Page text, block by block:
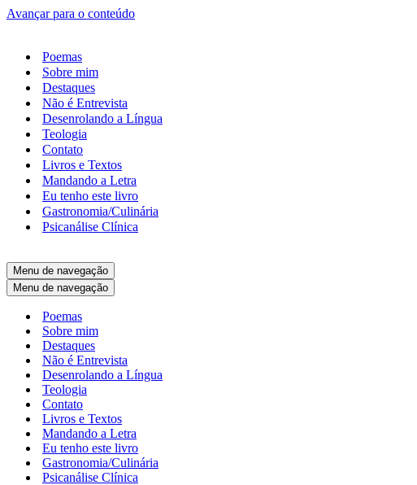
Avançar para o conteúdo
Poemas
Sobre mim
Destaques
Não é Entrevista
Desenrolando a Língua
Teologia
Contato
Livros e Textos
Mandando a Letra
Eu tenho este livro
Gastronomia/Culinária
Psicanálise Clínica
Menu de navegação
Menu de navegação
Poemas
Sobre mim
Destaques
Não é Entrevista
Desenrolando a Língua
Teologia
Contato
Livros e Textos
Mandando a Letra
Eu tenho este livro
Gastronomia/Culinária
Psicanálise Clínica